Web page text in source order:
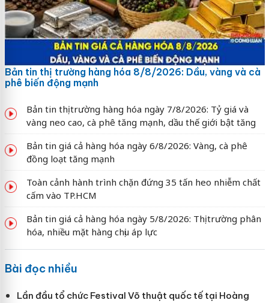
Bản tin thị trường hàng hóa 8/8/2026: Dầu, vàng và cà
phê biến động mạnh
Bản tin thị trường hàng hóa ngày 7/8/2026: Tỷ giá và
vàng neo cao, cà phê tăng mạnh, dầu thế giới bật tăng
Bản tin giá cả hàng hóa ngày 6/8/2026: Vàng, cà phê
đồng loạt tăng mạnh
Toàn cảnh hành trình chặn đứng 35 tấn heo nhiễm chất
cấm vào TP.HCM
Bản tin giá cả hàng hóa ngày 5/8/2026: Thị trường phân
hóa, nhiều mặt hàng chịu áp lực
Bài đọc nhiều
Lần đầu tổ chức Festival Võ thuật quốc tế tại Hoàng